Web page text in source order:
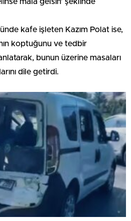
kafe işleten Kazım Polat ise,
koptuğunu ve tedbir
bunun üzerine masaları
dile getirdi.